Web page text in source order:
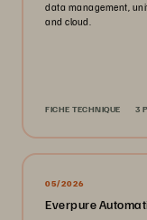
data management,
and cloud.
FICHE TECHNIQUE 3
05/2026
Everpure